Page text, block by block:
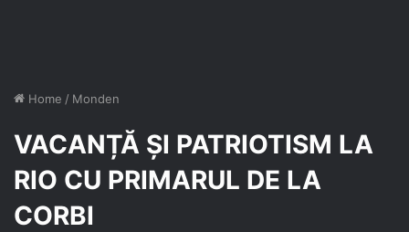
Home / Monden
VACANȚĂ ȘI PATRIOTISM LA
RIO CU PRIMARUL DE LA
CORBI